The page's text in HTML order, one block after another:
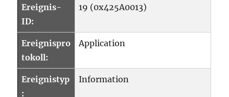
Ereignis-
ID:
19 (0x425A0013)
Ereignispro
tokoll:
Application
Ereignistyp
:
Information